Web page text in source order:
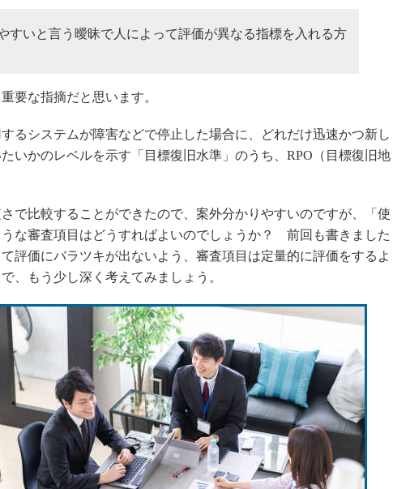
すいと言う曖昧で人によって評価が異なる指標を入れる方
要な指摘だと思います。
るシステムが障害などで停止した場合に、どれだけ迅速かつ新し
いかのレベルを示す「目標復旧水準」のうち、RPO（目標復旧地
で比較することができたので、案外分かりやすいのですが、「使
な審査項目はどうすればよいのでしょうか？ 前回も書きました
評価にバラツキが出ないよう、審査項目は定量的に評価をするよ
、もう少し深く考えてみましょう。